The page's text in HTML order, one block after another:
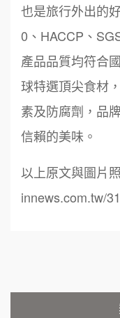
也是旅行外出的
0、HACCP、
產品品質均符合
球特選頂尖食材
素及防腐劑，品
信賴的美味。
以上原文與圖片
innews.com.tw/
鼎威維修
7 88thai發發泰
8 呷尚寶
TEA TOP台
周 先生/小姐
加盟預算
徐 先生/小姐
加盟預算
何 先生/小姐
呂 先生/小姐